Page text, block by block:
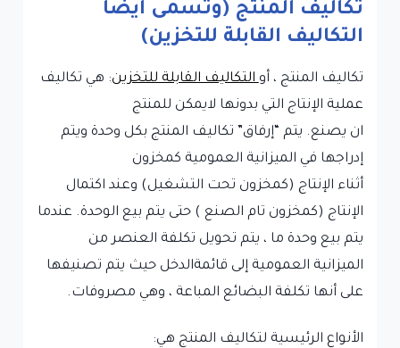
تكاليف المنتج (وتسمى أيضًا
التكاليف القابلة للتخزين)
تكاليف المنتج ، أوالتكاليف القابلة للتخزين: هي تكاليف
عملية الإنتاج التي بدونها لايمكن للمنتج
ان يصنع. يتم “إرفاق” تكاليف المنتج بكل وحدة ويتم
إدراجها في الميزانية العمومية كمخزون
أثناء الإنتاج (كمخزون تحت التشغيل) وعند اكتمال
الإنتاج (كمخزون تام الصنع ) حتى يتم بيع الوحدة. عندما
يتم بيع وحدة ما ، يتم تحويل تكلفة العنصر من
الميزانية العمومية إلى قائمةالدخل حيث يتم تصنيفها
على أنها تكلفة البضائع المباعة ، وهي مصروفات.
الأنواع الرئيسية لتكاليف المنتج هي: